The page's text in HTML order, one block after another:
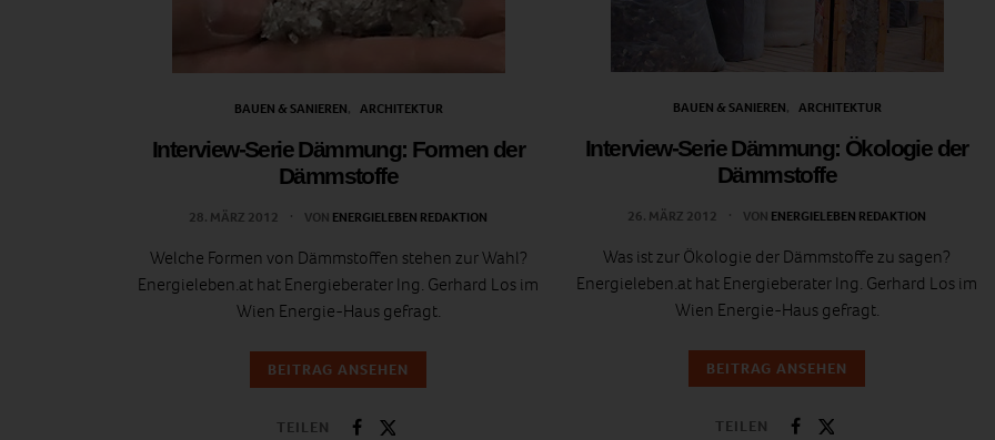
BAUEN & SANIEREN ARCHITEKTUR
Interview-Serie Dämmung: Formen der
Dämmstoffe
28. MÄRZ 2012 VON ENERGIELEBEN REDAKTION
Welche Formen von Dämmstoffen stehen zur Wahl?
Energieleben.at hat Energieberater Ing. Gerhard Los im
Wien Energie-Haus gefragt.
BEITRAG ANSEHEN
TEILEN
BAUEN & SANIEREN ARCHITEKTUR
Interview-Serie Dämmung: Ökologie der
Dämmstoffe
26. MÄRZ 2012 VON ENERGIELEBEN REDAKTION
Was ist zur Ökologie der Dämmstoffe zu sagen?
Energieleben.at hat Energieberater Ing. Gerhard Los im
Wien Energie-Haus gefragt.
BEITRAG ANSEHEN
TEILEN